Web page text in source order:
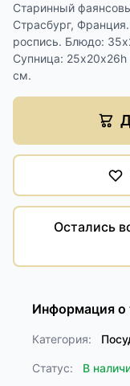
Старинный
Страсбург,
роспись. Блюдо:
Супница:
см.
Остались
Информация о
Категория:
Статус: В